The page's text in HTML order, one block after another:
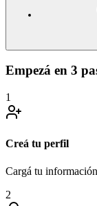
Empezá en 3
1
Creá tu perfil
Cargá tu
2